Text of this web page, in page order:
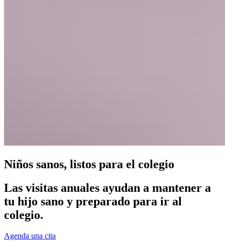
Niños sanos, listos para el colegio
Las visitas anuales ayudan a mantener a
tu hijo sano y preparado para ir al
colegio.
Agenda una cita